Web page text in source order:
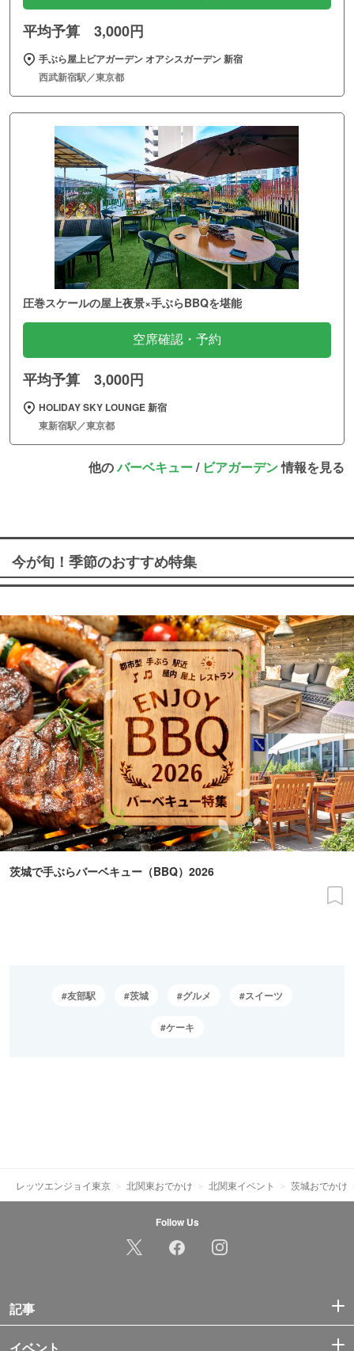
平均予算 3,000円
手ぶら屋上ビアガーデン オアシスガーデン 新宿
西武新宿駅／東京都
圧巻スケールの屋上夜景×手ぶらBBQを堪能
空席確認・予約
平均予算 3,000円
HOLIDAY SKY LOUNGE 新宿
東新宿駅／東京都
他のバーベキュー/ ビアガーデン情報を見る
今が旬！季節のおすすめ特集
茨城で手ぶらバーベキュー（BBQ）2026
友部駅 茨城 グルメ スイーツ
ケーキ
レッツエンジョイ東京 北関東おでかけ 北関東イベント 茨城おでかけ
Follow Us
記事